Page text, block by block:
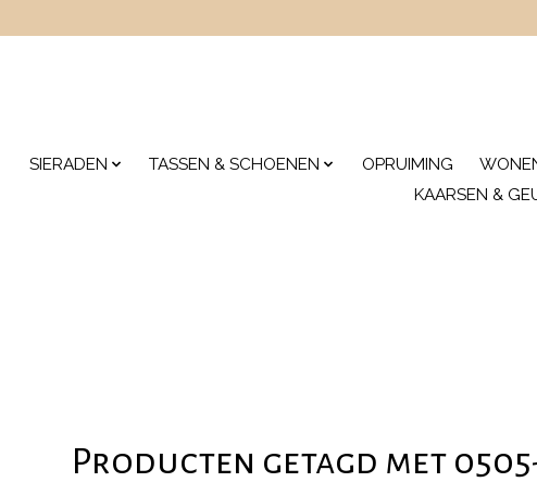
SIERADEN TASSEN & SCHOENEN OPRUIMING
KAARSEN &
Producten getagd met